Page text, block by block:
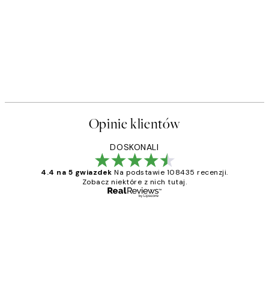
Opinie klientów
DOSKONALI
4.4 na 5 gwiazdek Na podstawie 108435 recenzji.
Zobacz niektóre z nich tutaj.